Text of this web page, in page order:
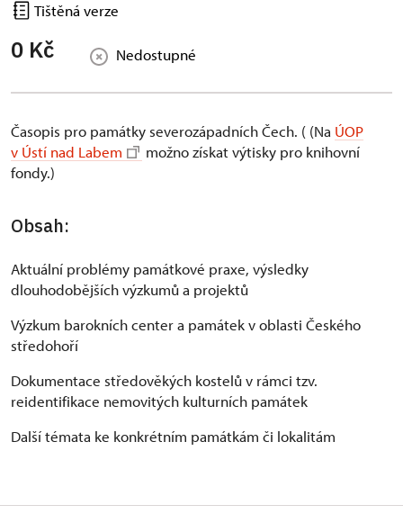
Tištěná verze
0 Kč Nedostupné
Časopis pro památky severozápadních Čech. ( (Na ÚOP
v Ústí nad Labem
možno získat výtisky pro knihovní
fondy.)
Obsah:
Aktuální problémy památkové praxe, výsledky
dlouhodobějších výzkumů a projektů
Výzkum barokních center a památek v oblasti Českého
středohoří
Dokumentace středověkých kostelů v rámci tzv.
reidentifikace nemovitých kulturních památek
Další témata ke konkrétním památkám či lokalitám